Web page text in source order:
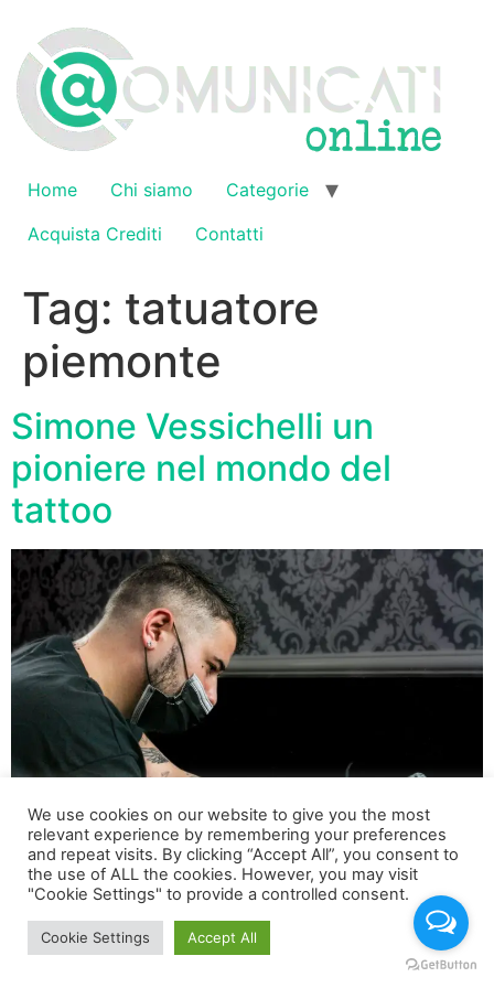
contenuto
Home Chi siamo
Categorie
Acquista Crediti
Contatti
Tag: tatuatore
piemonte
Simone Vessichelli un
pioniere nel mondo del
tattoo
Il Torinese Simone Vessichelli noto per essere uno dei
tatuatori piu’ amato dai vip racconta in questa intervista
il magico mondo dei tattoo.
We use cookies on our website to give you the most
relevant experience by remembering your preferences
and repeat visits. By clicking “Accept All”, you consent to
the use of ALL the cookies. However, you may visit
"Cookie Settings" to provide a controlled consent.
Cookie Settings Accept All